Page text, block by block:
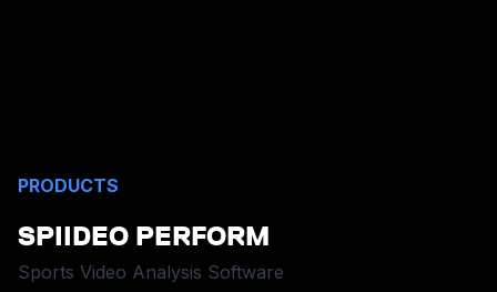
PRODUCTS
SPIIDEO PERFORM
Sports Video Analysis Software